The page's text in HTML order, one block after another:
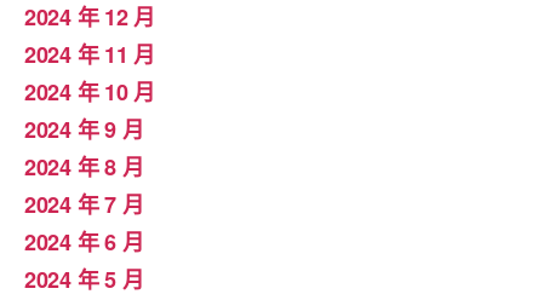
2024 年 12 月
2024 年 11 月
2024 年 10 月
2024 年 9 月
2024 年 8 月
2024 年 7 月
2024 年 6 月
2024 年 5 月